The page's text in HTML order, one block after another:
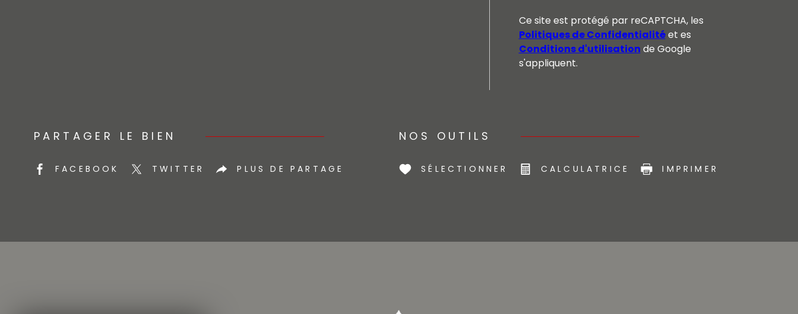
Ce site est protégé par reCAPTCHA, les
Politiques de Confidentialitéet es
Conditions d'utilisation de Google
s'appliquent.
PARTAGER LE BIEN
FACEBOOK TWITTER PLUS DE PARTAGE
NOS OUTILS
SÉLECTIONNER CALCULATRICE IMPRIMER